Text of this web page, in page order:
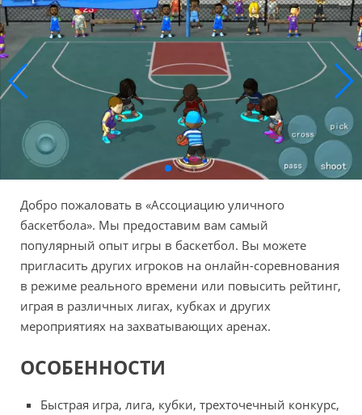
Добро пожаловать в «Ассоциацию уличного
баскетбола». Мы предоставим вам самый
популярный опыт игры в баскетбол. Вы можете
пригласить других игроков на онлайн-соревнования
в режиме реального времени или повысить рейтинг,
играя в различных лигах, кубках и других
мероприятиях на захватывающих аренах.
ОСОБЕННОСТИ
Быстрая игра, лига, кубки, трехточечный конкурс,